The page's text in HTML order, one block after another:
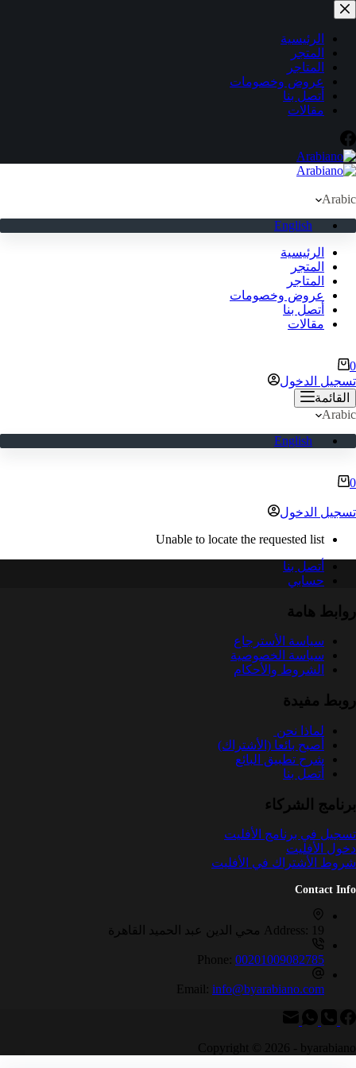
التجاوز
إلى
المحتوىالرئيسية
المتجر
المتاجر
عروض وخصومات
أتصل بنا
مقالات
Arabic
English
الرئيسية
المتجر
المتاجر
عروض وخصومات
أتصل بنا
مقالات
عربة
التسوق
0
تسجيل الدخول
القائمة
Arabic
English
عربة
0
تسجيل الدخول
Unable to locate the requested list
أتصل بنا
حسابي
روابط هامة
سياسة الأسترجاع
سياسة الخصوصية
الشروط والأحكام
روبط مفيدة
لماذا نحن
أصبح بائعا (الأشتراك)
شرح تطبيق البائع
أتصل بنا
برنامج الشركاء
تسجيل في برنامج الأفليت
دخول الأفليت
شروط الأشتراك في الأفليت
Contact Info
Address: 19 محي الدين عبد الحميد القاهرة
Phone: 00201009082785
Email: info@byarabiano.com
Copyright © 2026 - byarabiano